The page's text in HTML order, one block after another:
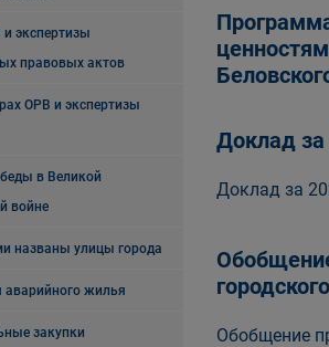
и экспертизы
правовых актов
ОРВ и экспертизы
в Великой
войне
названы улицы города
аварийного жилья
закупки
Доклад за
Доклад за
Обобщение